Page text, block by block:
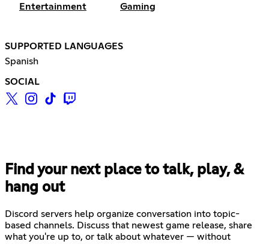
Entertainment Gaming
SUPPORTED LANGUAGES
Spanish
SOCIAL
Find your next place to talk, play, &
hang out
Discord servers help organize conversation into topic-
based channels. Discuss that newest game release, share
what you're up to, or talk about whatever — without